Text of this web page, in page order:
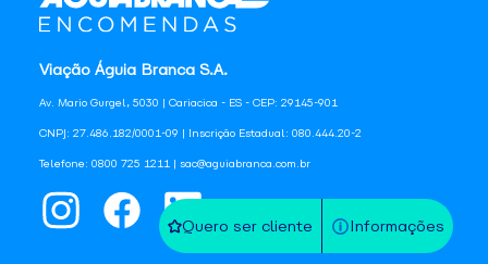
Quero ser cliente Informações
Viação Águia Branca S.A.
Av. Mario Gurgel, 5030 | Cariacica - ES - CEP: 29145-901
CNPJ: 27.486.182/0001-09 | Inscrição Estadual: 080.444.20-2
Telefone: 0800 725 1211 | sac@aguiabranca.com.br